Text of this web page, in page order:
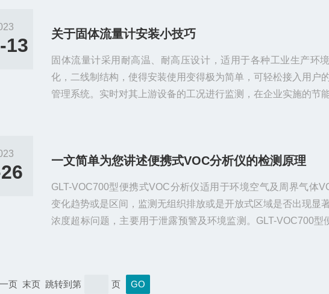
过管道连接到需要监测的生产设备或工作区域，通过管道将空气
13
关于固体流量计安装小技巧
固体流量计采用耐高温、耐高压设计，适用于各种工业生产环
化，二线制结构，使得安装使用变得极为简单，可轻松接入用户
管理系统。实时对其上游设备的工况进行监测，在企业实施的节
遇特殊情况，也可以垂直安装。3、安装位置应选在距离阀门、
一文简单为您讲述便携式VOC分析仪的检测原理
GLT-VOC700型便携式VOC分析仪适用于环境空气及周界气体
变化趋势或是区间，监测无组织排放或是开放式区域是否出现显
浓度超标问题，主要用于泄露预警及环境监测。GLT-VOC700型
子和带负电的电子，在极化极板的电场作用下，离子和电子向极
页 末页 跳转到第 页